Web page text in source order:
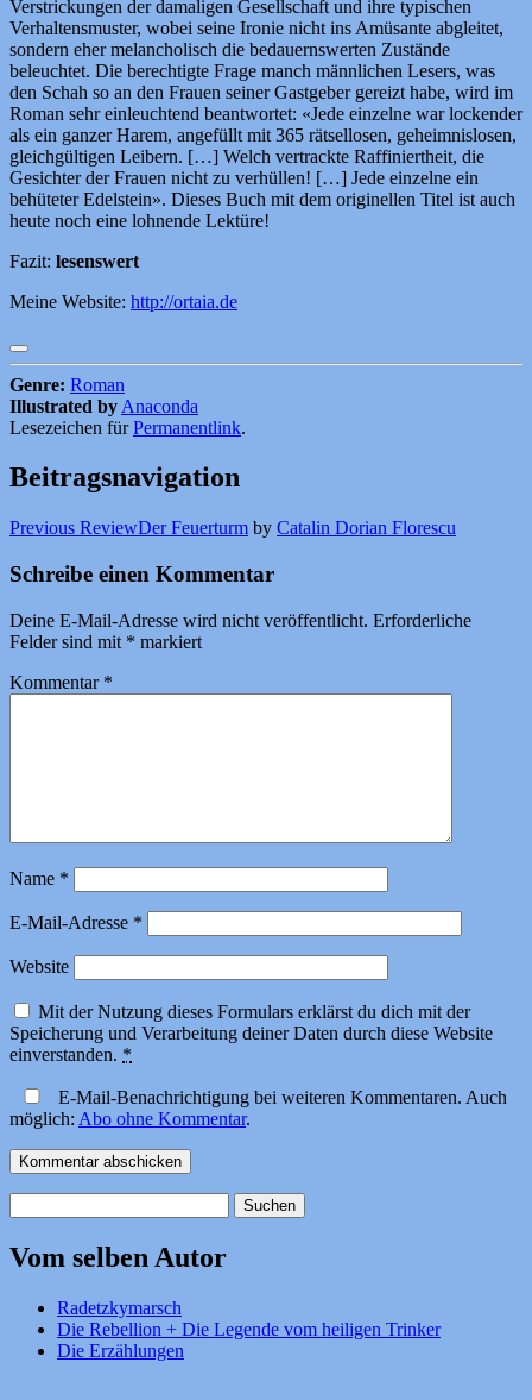
Verstrickungen der damaligen Gesellschaft und ihre typischen
Verhaltensmuster, wobei seine Ironie nicht ins Amüsante abgleitet,
sondern eher melancholisch die bedauernswerten Zustände
beleuchtet. Die berechtigte Frage manch männlichen Lesers, was
den Schah so an den Frauen seiner Gastgeber gereizt habe, wird im
Roman sehr einleuchtend beantwortet: «Jede einzelne war lockender
als ein ganzer Harem, angefüllt mit 365 rätsellosen, geheimnislosen,
gleichgültigen Leibern. […] Welch vertrackte Raffiniertheit, die
Gesichter der Frauen nicht zu verhüllen! […] Jede einzelne ein
behüteter Edelstein». Dieses Buch mit dem originellen Titel ist auch
heute noch eine lohnende Lektüre!
Fazit: lesenswert
Meine Website: http://ortaia.de
Genre: Roman
Illustrated by Anaconda
Lesezeichen fürPermanentlink.
Beitragsnavigation
Previous ReviewDer Feuerturm by Catalin Dorian Florescu
Schreibe einen Kommentar
Deine E-Mail-Adresse wird nicht veröffentlicht. Erforderliche
Felder sind mit * markiert
Kommentar *
Name *
E-Mail-Adresse *
Website
Mit der Nutzung dieses Formulars erklärst du dich mit der
Speicherung und Verarbeitung deiner Daten durch diese Website
einverstanden. *
E-Mail-Benachrichtigung bei weiteren Kommentaren. Auch
möglich: Abo ohne Kommentar.
nach:
Vom selben Autor
Radetzkymarsch
Die Rebellion + Die Legende vom heiligen Trinker
Die Erzählungen